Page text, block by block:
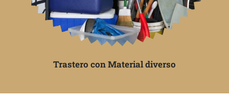
Trastero con Material diverso